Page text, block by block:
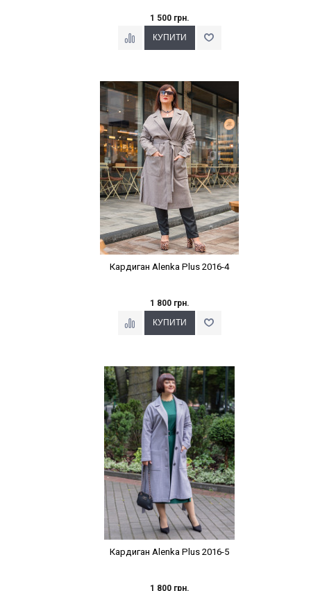
1 500 грн.
Наклейки Варіант з %
Кардиган Alenka Plus 2016-4
1 800 грн.
Наклейки Варіант з %
Кардиган Alenka Plus 2016-5
1 800 грн.